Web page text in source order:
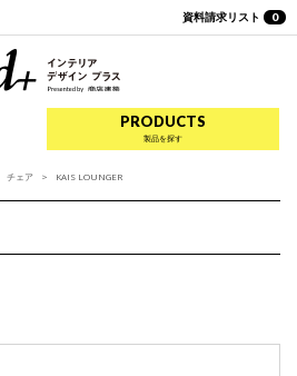
資料請求リスト 0
PRODUCTS
製品を探す
チェア KAIS LOUNGER